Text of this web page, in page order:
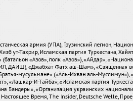
армия (УПА), Грузинский легион,
ут-Тахрир, Исламская партия Туркестана,
«Азов», полк «Азов»), «Айдар»,
ДАИШ), «Джабхат Фатх аш-Шам», «Священная
мусульмане» («Аль-Ихван аль-Муслимун»),
«Лашкар-И-Тайба», «Исламская партия
Бандеры», «Организация украинских
Время, The Insider, Deutsche Welle,